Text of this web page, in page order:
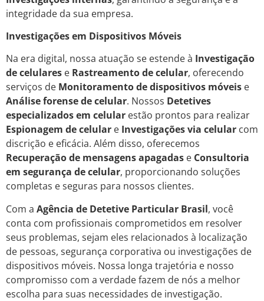
integridade da sua empresa.
Investigações em Dispositivos Móveis
Na era digital, nossa atuação se estende à Investigação
de celulares e Rastreamento de celular, oferecendo
serviços de Monitoramento de dispositivos móveis e
Análise forense de celular. Nossos Detetives
especializados em celular estão prontos para realizar
Espionagem de celular e Investigações via celular com
discrição e eficácia. Além disso, oferecemos
Recuperação de mensagens apagadas e Consultoria
em segurança de celular, proporcionando soluções
completas e seguras para nossos clientes.
Com a Agência de Detetive Particular Brasil, você
conta com profissionais comprometidos em resolver
seus problemas, sejam eles relacionados à localização
de pessoas, segurança corporativa ou investigações de
dispositivos móveis. Nossa longa trajetória e nosso
compromisso com a verdade fazem de nós a melhor
escolha para suas necessidades de investigação.